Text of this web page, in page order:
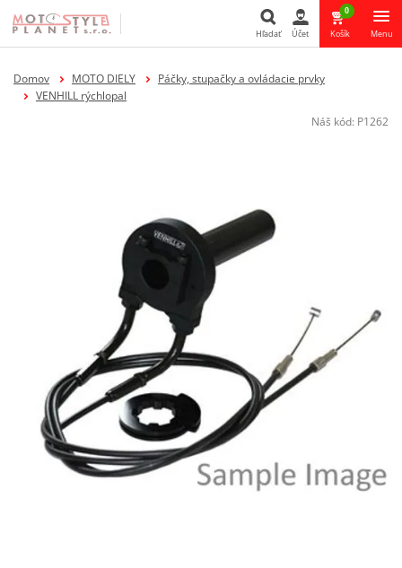
Hľadať Účet
0
Košík Menu
Domov MOTO DIELY
Páčky, stupačky a ovládacie prvky
VENHILL rýchlopal
Náš kód: P1262